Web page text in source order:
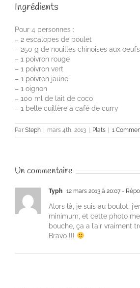
Ingrédients
Pour 4 personnes :
– 2 escalopes de poulet
– 250 g de nouilles chinoises aux oeufs
– 1 poivron rouge
– 1 poivron vert
– 1 poivron jaune
– 1 oignon
– 100 ml de lait de coco
– 1 belle cuillère à café de curry
Par Steph mars 4th, 2013 Plats 1
Un commentaire
Typh 12 mars 2013 à 20:07 -
Alors là, je suis au boulot,
minimum, et cette photo me
bouche, ça a l’air vraiment
Bravo !!!